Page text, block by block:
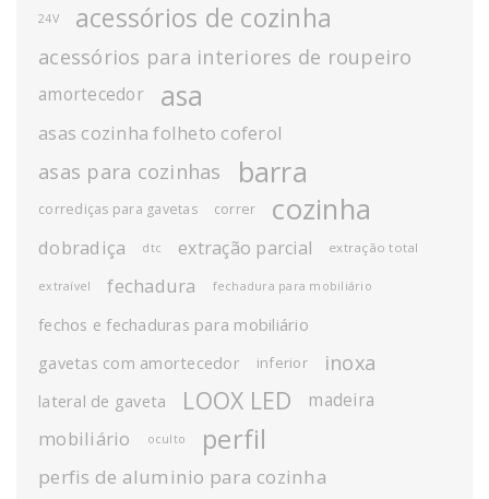
24V acessórios de cozinha
acessórios para interiores de roupeiro
amortecedor asa
asas cozinha folheto coferol
asas para cozinhas barra
corrediças para gavetas correr cozinha
dobradiça dtc extração parcial extração total
extraível fechadura fechadura para mobiliário
fechos e fechaduras para mobiliário
gavetas com amortecedor
inferior inoxa
lateral de gaveta LOOX LED madeira
mobiliário oculto perfil
perfis de aluminio para cozinha